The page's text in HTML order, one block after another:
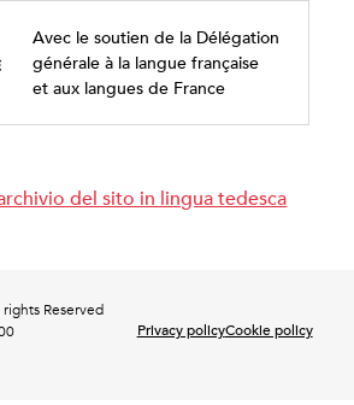
Avec le soutien de la Délégation
générale à la langue française
et aux langues de France
del sito in lingua tedesca
Reserved
Privacy policyCookie policy